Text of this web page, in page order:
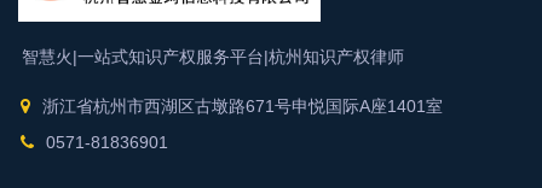
智慧火|一站式知识产权服务平台|杭州知识产权律师
浙江省杭州市西湖区古墩路671号申悦国际A座1401室
0571-81836901